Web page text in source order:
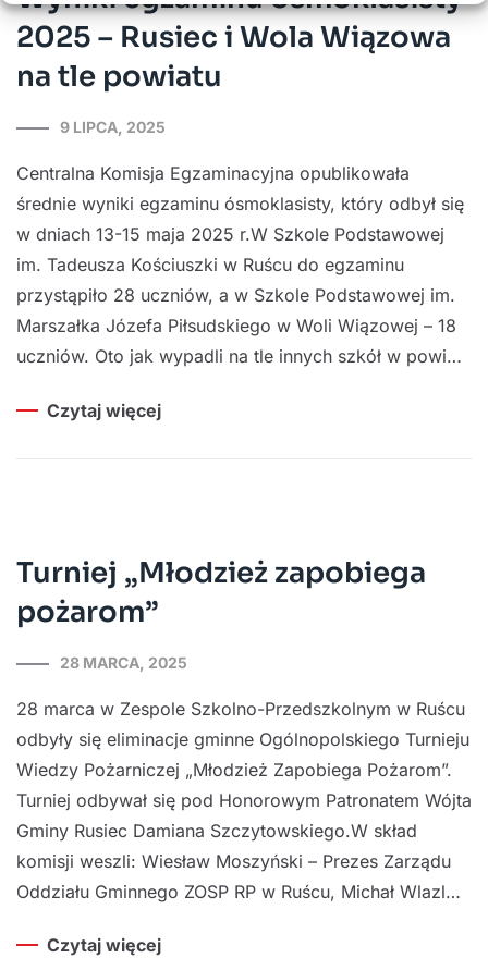
2025 – Rusiec i Wola Wiązowa
na tle powiatu
9 LIPCA, 2025
Centralna Komisja Egzaminacyjna opublikowała
średnie wyniki egzaminu ósmoklasisty, który odbył się
w dniach 13-15 maja 2025 r.W Szkole Podstawowej
im. Tadeusza Kościuszki w Ruścu do egzaminu
przystąpiło 28 uczniów, a w Szkole Podstawowej im.
Marszałka Józefa Piłsudskiego w Woli Wiązowej – 18
uczniów. Oto jak wypadli na tle innych szkół w powi…
Czytaj więcej
Turniej „Młodzież zapobiega
pożarom”
28 MARCA, 2025
28 marca w Zespole Szkolno-Przedszkolnym w Ruścu
odbyły się eliminacje gminne Ogólnopolskiego Turnieju
Wiedzy Pożarniczej „Młodzież Zapobiega Pożarom”.
Turniej odbywał się pod Honorowym Patronatem Wójta
Gminy Rusiec Damiana Szczytowskiego.W skład
komisji weszli: Wiesław Moszyński – Prezes Zarządu
Oddziału Gminnego ZOSP RP w Ruścu, Michał Wlazl…
Czytaj więcej